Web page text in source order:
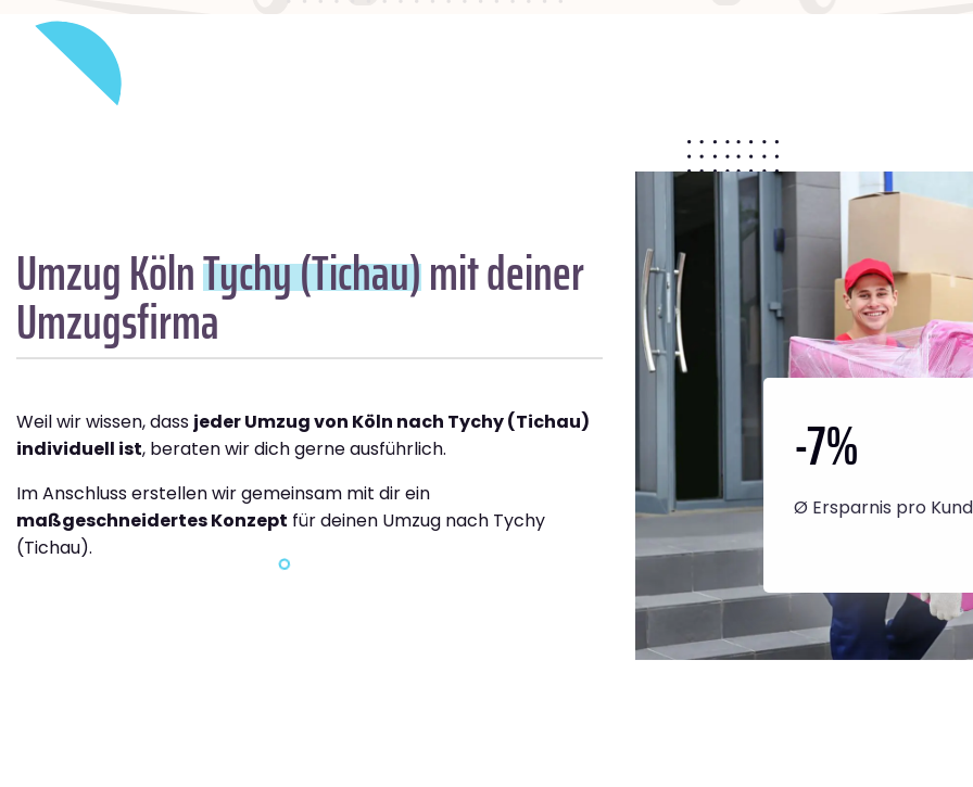
Umzug KölnTychy (Tichau)mit deiner
Umzugsfirma
Weil wir wissen, dass jeder Umzug von Köln nach Tychy (Tichau)
individuell ist, beraten wir dich gerne ausführlich.
Im Anschluss erstellen wir gemeinsam mit dir ein
maßgeschneidertes Konzept für deinen Umzug nach Tychy
(Tichau).
-7%
Ø Ersparnis pro